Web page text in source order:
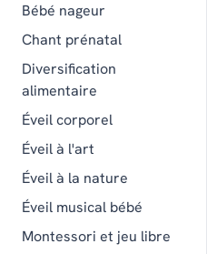
Bébé nageur
Chant prénatal
Diversification
alimentaire
Éveil corporel
Éveil à l'art
Éveil à la nature
Éveil musical bébé
Montessori et jeu libre